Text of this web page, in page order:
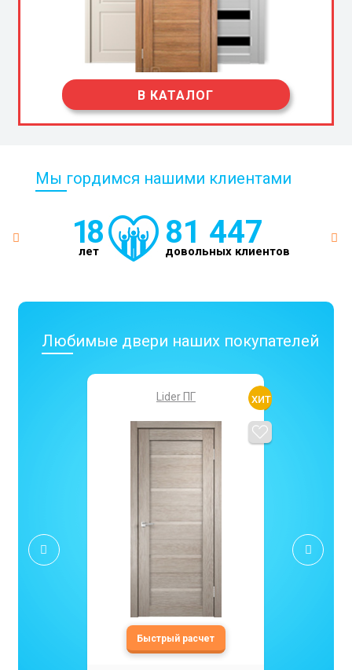
В КАТАЛОГ
Мы гордимся нашими клиентами
18
лет
81 447
довольных клиентов
Любимые двери наших покупателей
Lider ПГ